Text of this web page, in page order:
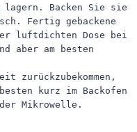
lagern. Backen Sie sie
Fertig gebackene
luftdichten Dose bei
aber am besten
zurückzubekommen,
kurz im Backofen
Mikrowelle.